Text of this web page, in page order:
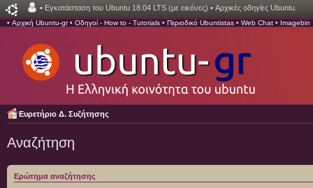
• Εγκατάσταση του Ubuntu 18.04 LTS (με εικόνες) • Αρχικές οδηγίες Ubuntu.
• Αρχική Ubuntu-gr• Οδηγοί - How to - Tutorials • Περιοδικό Ubuntistas • Web Chat • Imagebin
Ευρετήριο Δ. Συζήτησης
Αναζήτηση
Ερώτημα αναζήτησης